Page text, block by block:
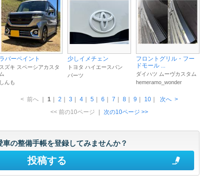
ラバーペイント
スズキ スペーシアカスタ
ム
しんも
少しイメチェン
トヨタ ハイエースバン
パーツ
フロントグリル・フー
ドモール ...
ダイハツ ムーヴカスタム
hemeramo_wonder
< 前へ 1 2 3 4 5 6 7 8 9 10 次へ >
<< 前の10ページ
次の10ページ >>
車の整備手帳を登録してみませんか？
投稿する